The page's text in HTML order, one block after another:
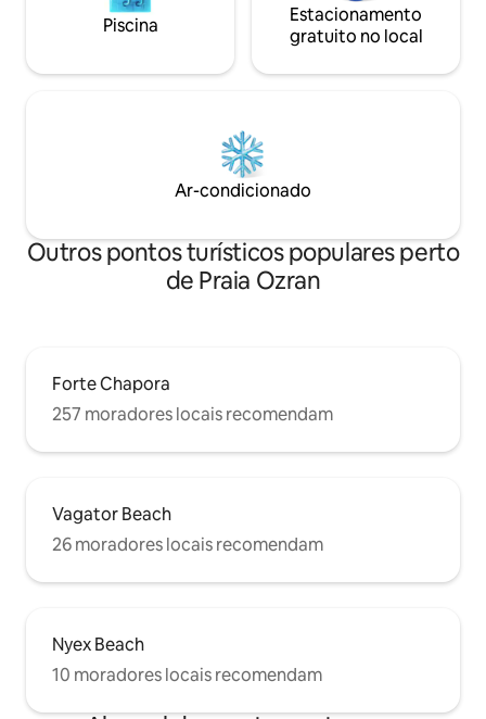
Piscina
Estacionamento
gratuito no local
Ar-condicionado
Outros pontos turísticos populares perto
de Praia Ozran
Forte Chapora
257 moradores locais recomendam
Vagator Beach
26 moradores locais recomendam
Nyex Beach
10 moradores locais recomendam